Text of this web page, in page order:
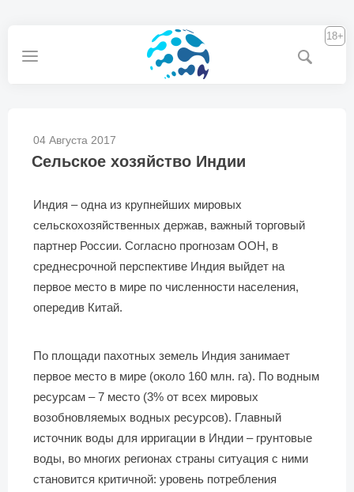
18+
04 Августа 2017
Сельское хозяйство Индии
Индия – одна из крупнейших мировых
сельскохозяйственных держав, важный торговый
партнер России. Согласно прогнозам ООН, в
среднесрочной перспективе Индия выйдет на
первое место в мире по численности населения,
опередив Китай.
По площади пахотных земель Индия занимает
первое место в мире (около 160 млн. га). По водным
ресурсам – 7 место (3% от всех мировых
возобновляемых водных ресурсов). Главный
источник воды для ирригации в Индии – грунтовые
воды, во многих регионах страны ситуация с ними
становится критичной: уровень потребления